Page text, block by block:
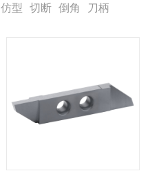
仿型 切断 倒角 刀柄